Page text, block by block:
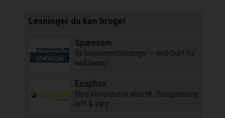
Løsninger du kan bruge!
Spæncom
Betonelementløsninger – well-built for
well-being!
Ecophon
Mod klimaneutral akustik. Designløsning
loft & væg